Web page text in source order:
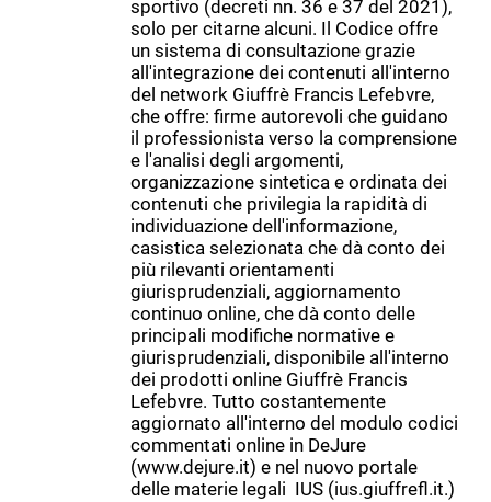
sportivo (decreti nn. 36 e 37 del 2021),
solo per citarne alcuni. Il Codice offre
un sistema di consultazione grazie
all'integrazione dei contenuti all'interno
del network Giuffrè Francis Lefebvre,
che offre: firme autorevoli che guidano
il professionista verso la comprensione
e l'analisi degli argomenti,
organizzazione sintetica e ordinata dei
contenuti che privilegia la rapidità di
individuazione dell'informazione,
casistica selezionata che dà conto dei
più rilevanti orientamenti
giurisprudenziali, aggiornamento
continuo online, che dà conto delle
principali modifiche normative e
giurisprudenziali, disponibile all'interno
dei prodotti online Giuffrè Francis
Lefebvre. Tutto costantemente
aggiornato all'interno del modulo codici
commentati online in DeJure
(www.dejure.it) e nel nuovo portale
delle materie legali IUS (ius.giuffrefl.it.)